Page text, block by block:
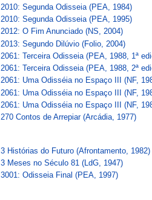
2010: Segunda Odisseia (PEA, 1984)
2010: Segunda Odisseia (PEA, 1995)
2012: O Fim Anunciado (NS, 2004)
2013: Segundo Dilúvio (Folio, 2004)
2061: Terceira Odisseia (PEA, 1988, 1ª
2061: Terceira Odisseia (PEA, 1988, 2ª
2061: Uma Odisséia no Espaço III (NF,
2061: Uma Odisséia no Espaço III (NF,
2061: Uma Odisséia no Espaço III (NF,
270 Contos de Arrepiar (Arcádia, 1977)
3 Histórias do Futuro (Afrontamento, 1982)
3 Meses no Século 81 (LdG, 1947)
3001: Odisseia Final (PEA, 1997)